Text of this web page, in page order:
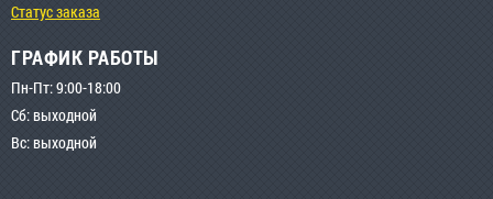
Статус заказа
ГРАФИК РАБОТЫ
Пн-Пт: 9:00-18:00
Сб: выходной
Вс: выходной